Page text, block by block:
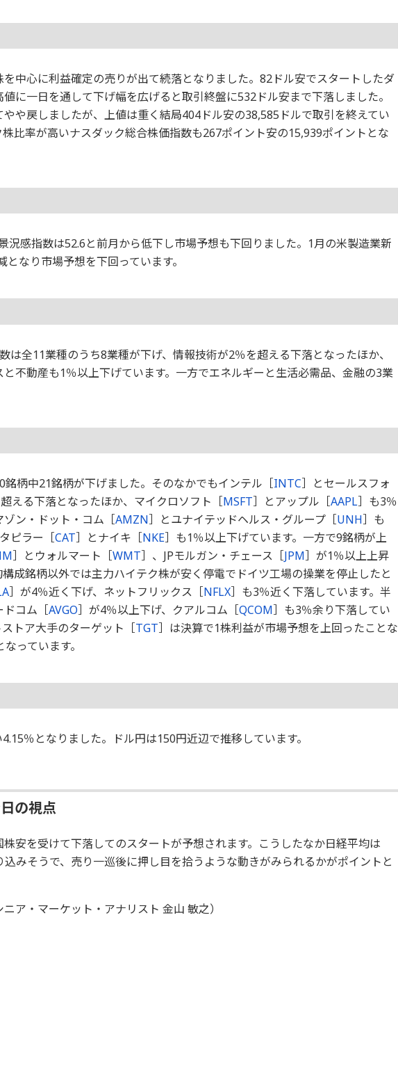
中心に利益確定の売りが出て続落となりました。82ドル安でスタートしたダ
に一日を通して下げ幅を広げると取引終盤に532ドル安まで下落しました。
や戻しましたが、上値は重く結局404ドル安の38,585ドルで取引を終えてい
株比率が高いナスダック総合株価指数も267ポイント安の15,939ポイントとな
況感指数は52.6と前月から低下し市場予想も下回りました。1月の米製造業新
なり市場予想を下回っています。
は全11業種のうち8業種が下げ、情報技術が2％を超える下落となったほか、
不動産も1％以上下げています。一方でエネルギーと生活必需品、金融の3業
銘柄中21銘柄が下げました。そのなかでもインテル［INTC］とセールスフォ
える下落となったほか、マイクロソフト［MSFT］とアップル［AAPL］も3％
ン・ドット・コム［AMZN］とユナイテッドヘルス・グループ［UNH］も
ピラー［CAT］とナイキ［NKE］も1％以上下げています。一方で9銘柄が上
］とウォルマート［WMT］、JPモルガン・チェース［JPM］が1％以上上昇
成銘柄以外では主力ハイテク株が安く停電でドイツ工場の操業を停止したと
］が4％近く下げ、ネットフリックス［NFLX］も3％近く下落しています。半
ドコム［AVGO］が4％以上下げ、クアルコム［QCOM］も3％余り下落してい
トア大手のターゲット［TGT］は決算で1株利益が市場予想を上回ったことな
っています。
％となりました。ドル円は150円近辺で推移しています。
の視点
安を受けて下落してのスタートが予想されます。こうしたなか日経平均は
みそうで、売り一巡後に押し目を拾うような動きがみられるかがポイントと
ア・マーケット・アナリスト 金山 敏之）